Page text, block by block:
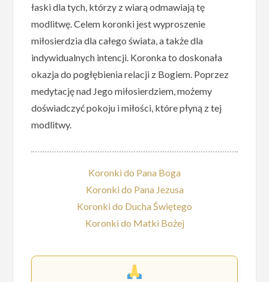
łaski dla tych, którzy z wiarą odmawiają tę
modlitwę. Celem koronki jest wyproszenie
miłosierdzia dla całego świata, a także dla
indywidualnych intencji. Koronka to doskonała
okazja do pogłębienia relacji z Bogiem. Poprzez
medytację nad Jego miłosierdziem, możemy
doświadczyć pokoju i miłości, które płyną z tej
modlitwy.
Koronki do Pana Boga
Koronki do Pana Jezusa
Koronki do Ducha Świętego
Koronki do Matki Bożej